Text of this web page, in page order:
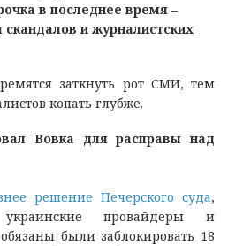
в последнее время –
и журналистских
заткнуть рот СМИ, тем
копать глубже.
Вовка для расправы над
решение Печерского суда,
провайдеры и
были заблокировать 18